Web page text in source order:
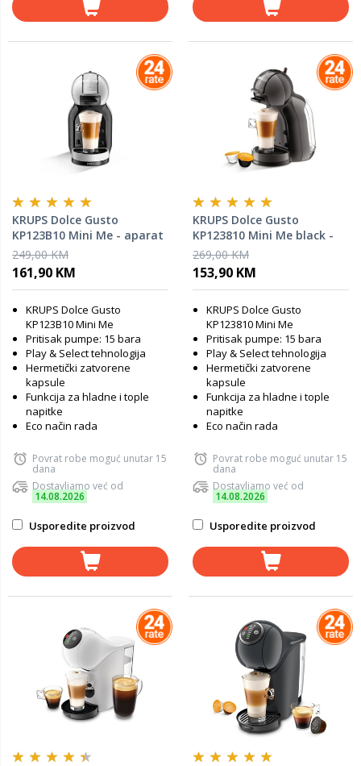
KRUPS Dolce Gusto
KP123B10 Mini Me - aparat
za kafu
249,00 KM
161,90 KM
KRUPS Dolce Gusto
KP123B10 Mini Me
Pritisak pumpe: 15 bara
Play & Select tehnologija
Hermetički zatvorene
kapsule
Funkcija za hladne i tople
napitke
Eco način rada
Povrat robe moguć unutar 15
dana
Dostavljamo već od
14.08.2026
Usporedite proizvod
KRUPS Dolce Gusto
KP123810 Mini Me black -
aparat za kafu
269,00 KM
153,90 KM
KRUPS Dolce Gusto
KP123810 Mini Me
Pritisak pumpe: 15 bara
Play & Select tehnologija
Hermetički zatvorene
kapsule
Funkcija za hladne i tople
napitke
Eco način rada
Povrat robe moguć unutar 15
dana
Dostavljamo već od
14.08.2026
Usporedite proizvod